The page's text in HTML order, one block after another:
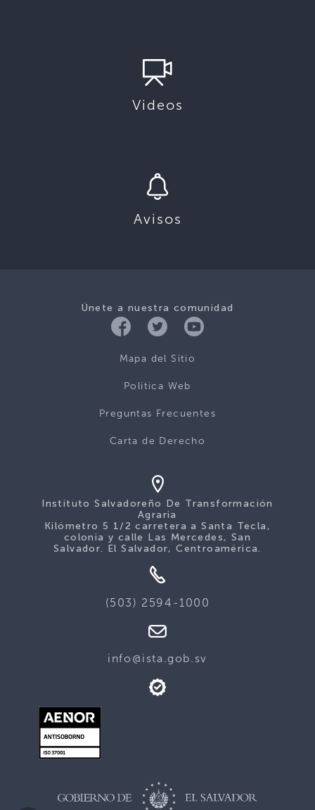
Videos
Avisos
Únete a nuestra comunidad
Mapa del Sitio
Politica Web
Preguntas Frecuentes
Carta de Derecho
Instituto Salvadoreño De Transformación
Agraria
Kilómetro 5 1/2 carretera a Santa Tecla,
colonia y calle Las Mercedes, San
Salvador. El Salvador, Centroamérica.
(503) 2594-1000
info@ista.gob.sv